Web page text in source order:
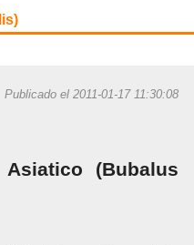
Publicado el 2011-01-17 11:30:08
(Bubalus